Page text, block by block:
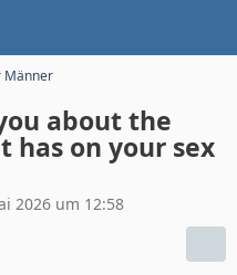
Männer
about the
on your sex
2026 um 12:58